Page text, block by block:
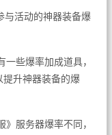
与活动的神器装备爆
些爆率加成道具，
升神器装备的爆
服务器爆率不同，